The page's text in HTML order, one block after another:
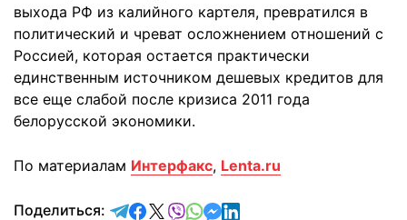
выхода РФ из калийного картеля, превратился в
политический и чреват осложнением отношений с
Россией, которая остается практически
единственным источником дешевых кредитов для
все еще слабой после кризиса 2011 года
белорусской экономики.
По материалам Интерфакс, Lenta.ru
Поделиться: отправить в Telegram
поделиться в Facebook
поделиться в X
отправить в Viber
отправить в Whatsapp
отправить в Messenger
отправить в LinkedIn